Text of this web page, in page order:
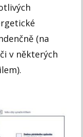
(na
v některých